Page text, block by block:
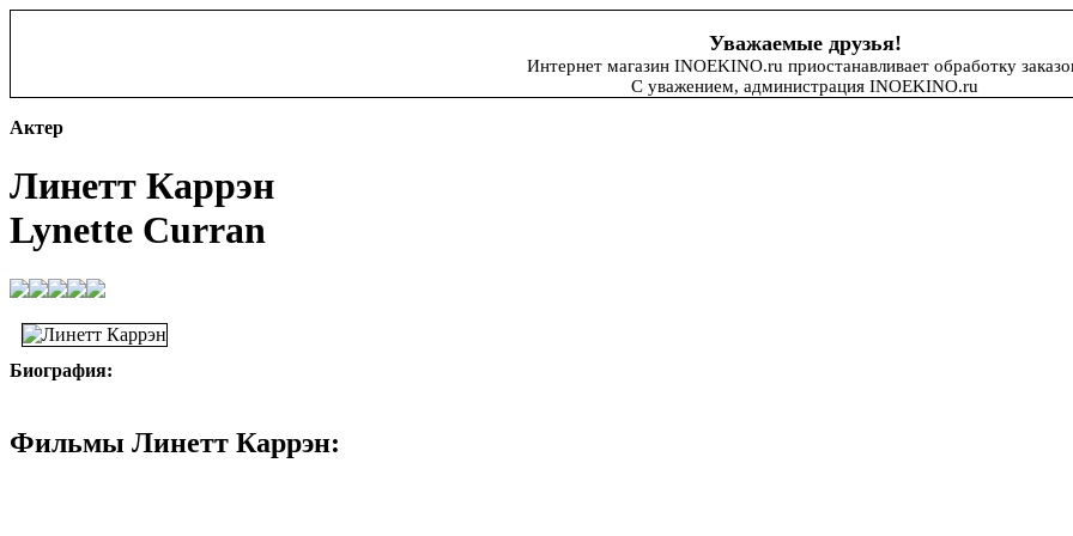
Уважаемые друзья!
Интернет магазин INOEKINO.ru приостанавливает обработку
С уважением, администрация INOEKINO.ru
Актер
Линетт Каррэн
Lynette Curran
Биография:
Фильмы Линетт Каррэн: